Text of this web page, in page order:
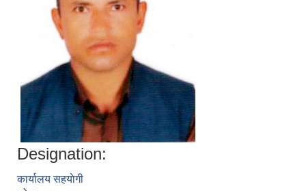
Designation:
कार्यालय सहयाेगी